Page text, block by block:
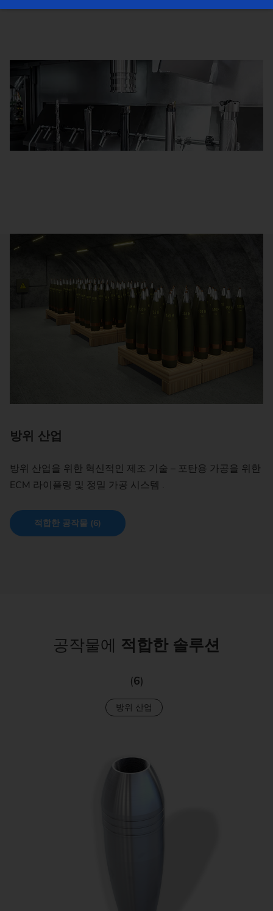
방위 산업
방위 산업을 위한 혁신적인 제조 기술 – 포탄용 가공을 위한
ECM 라이플링 및 정밀 가공 시스템 .
적합한 공작물 (6)
공작물에 적합한 솔루션
(6)
방위 산업